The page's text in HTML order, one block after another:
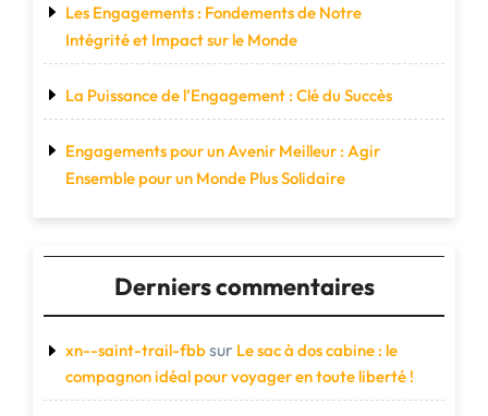
Les Engagements : Fondements de Notre
Intégrité et Impact sur le Monde
La Puissance de l’Engagement : Clé du Succès
Engagements pour un Avenir Meilleur : Agir
Ensemble pour un Monde Plus Solidaire
Derniers commentaires
xn--saint-trail-fbbsur Le sac à dos cabine : le
compagnon idéal pour voyager en toute liberté !